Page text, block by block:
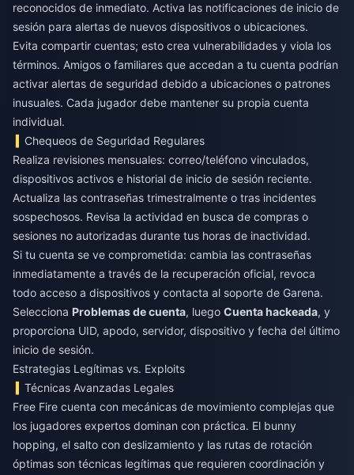
reconocidos de inmediato. Activa las notificaciones de inicio de
sesión para alertas de nuevos dispositivos o ubicaciones.
Evita compartir cuentas; esto crea vulnerabilidades y viola los
términos. Amigos o familiares que accedan a tu cuenta podrían
activar alertas de seguridad debido a ubicaciones o patrones
inusuales. Cada jugador debe mantener su propia cuenta
individual.
Chequeos de Seguridad Regulares
Realiza revisiones mensuales: correo/teléfono vinculados,
dispositivos activos e historial de inicio de sesión reciente.
Actualiza las contraseñas trimestralmente o tras incidentes
sospechosos. Revisa la actividad en busca de compras o
sesiones no autorizadas durante tus horas de inactividad.
Si tu cuenta se ve comprometida: cambia las contraseñas
inmediatamente a través de la recuperación oficial, revoca
todo acceso a dispositivos y contacta al soporte de Garena.
Selecciona Problemas de cuenta, luego Cuenta hackeada, y
proporciona UID, apodo, servidor, dispositivo y fecha del último
inicio de sesión.
Estrategias Legítimas vs. Exploits
Técnicas Avanzadas Legales
Free Fire cuenta con mecánicas de movimiento complejas que
los jugadores expertos dominan con práctica. El bunny
hopping, el salto con deslizamiento y las rutas de rotación
óptimas son técnicas legítimas que requieren coordinación y